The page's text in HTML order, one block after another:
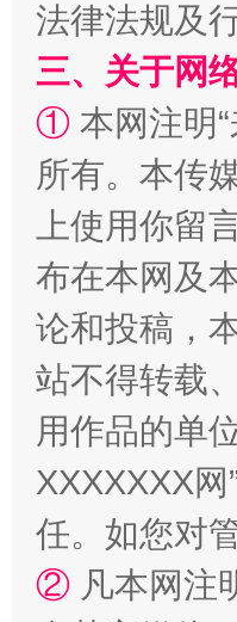
国家大学科技园
扯下公款旅游的
法律法规及
三、关于网
① 本网注明
所有。本传
上使用你留
布在本网及
论和投稿，
站不得转载
用作品的单
XXXXXXX
任。如您对
② 凡本网注